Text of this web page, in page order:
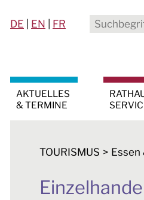
DE EN FR
AKTUELLES
& TERMINE
TOURISMUS Essen